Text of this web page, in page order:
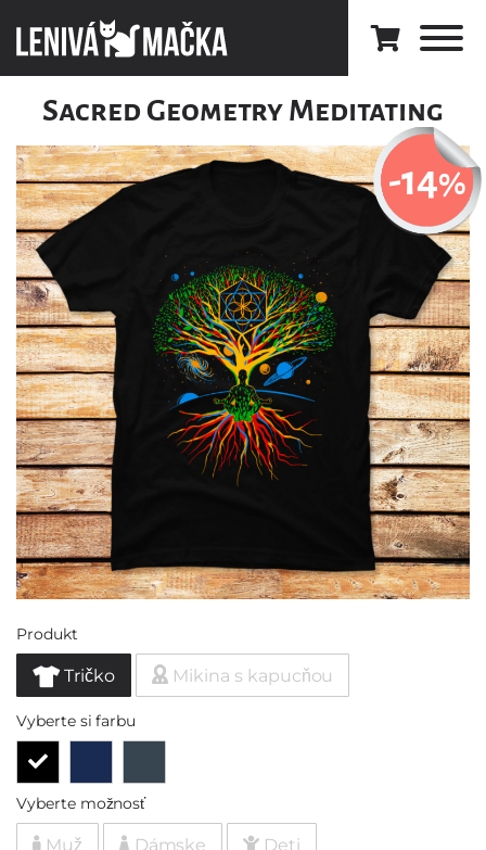
Sacred Geometry Meditating
-14%
Produkt
Tričko Mikina s kapucňou
Vyberte si farbu
Vyberte možnosť
Muž Dámske Deti